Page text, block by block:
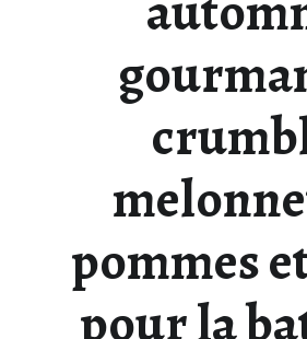
pommes
pour la